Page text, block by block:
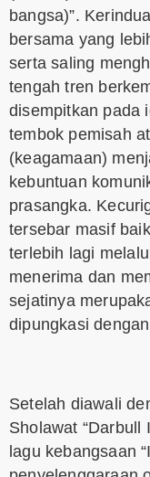
bangsa)”.
bersama yang
serta saling
tengah tren
disempitkan pada
tembok pemisah
(keagamaan)
kebuntuan
prasangka.
tersebar masif
terlebih lagi
menerima dan
sejatinya
dipungkasi
Setelah diawali
Sholawat “Darbull
lagu kebangsaan